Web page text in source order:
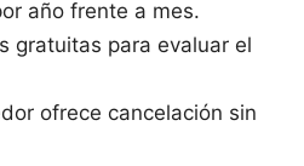
año frente a mes.
gratuitas para evaluar el
ofrece cancelación sin